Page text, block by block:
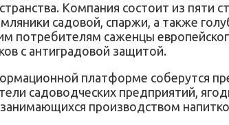
Компания состоит из
садовой, спаржи, а также
потребителям саженцы
с антиградовой защитой.
платформе соберутся
садоводческих предприятий,
производством